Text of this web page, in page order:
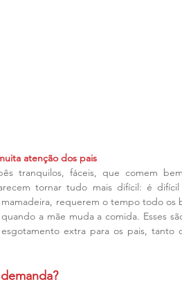
atenção dos pais
tranquilos, fáceis, que comem
tornar tudo mais difícil: é
requerem o tempo todo os
a mãe muda a comida. Esses
extra para os pais, tanto